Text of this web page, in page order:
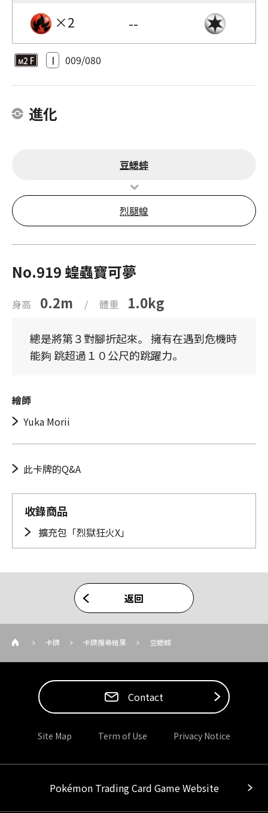
×2 --
I 009/080
進化
豆蟋蟀
烈腿蝗
No.919 蝗蟲寶可夢
身高 0.2m / 體重 1.0kg
總是將第３對腳折起來。 擁有在遇到危機時
能夠 跳超過１０公尺的跳躍力。
繪師
Yuka Morii
此卡牌的Q&A
收錄商品
擴充包「烈獄狂火X」
返回
卡牌 卡牌搜尋結果 豆蟋蟀
Contact
Site Map Term of Use Privacy Notice
Pokémon Trading Card Game Website